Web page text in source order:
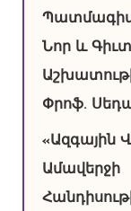
Նոր և
Փրոֆ.
«Ազգային
Ամավերջի